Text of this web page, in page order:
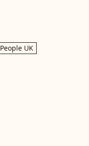
People UK